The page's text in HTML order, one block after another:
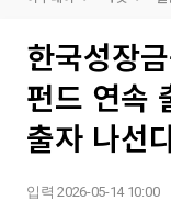
한국성장
펀드 연속
출자 나선
입력 2026-05-14 10:00